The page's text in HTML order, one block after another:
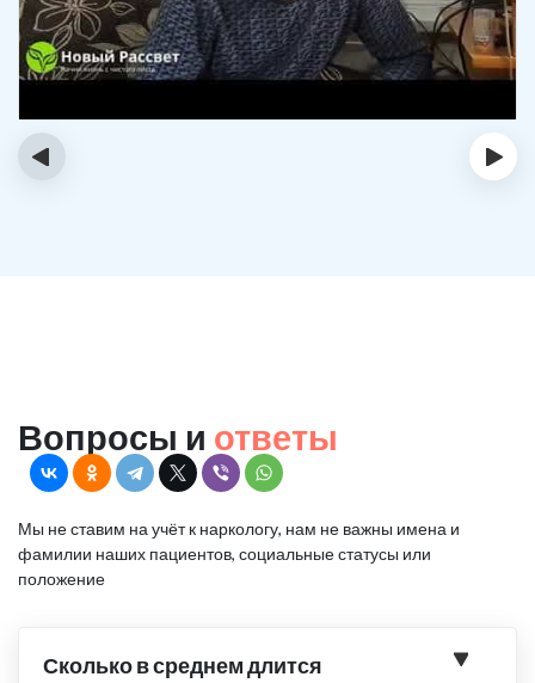
‹ ›
Вопросы и ответы
Мы не ставим на учёт к наркологу, нам не важны имена и
фамилии наших пациентов, социальные статусы или
положение
Сколько в среднем длится